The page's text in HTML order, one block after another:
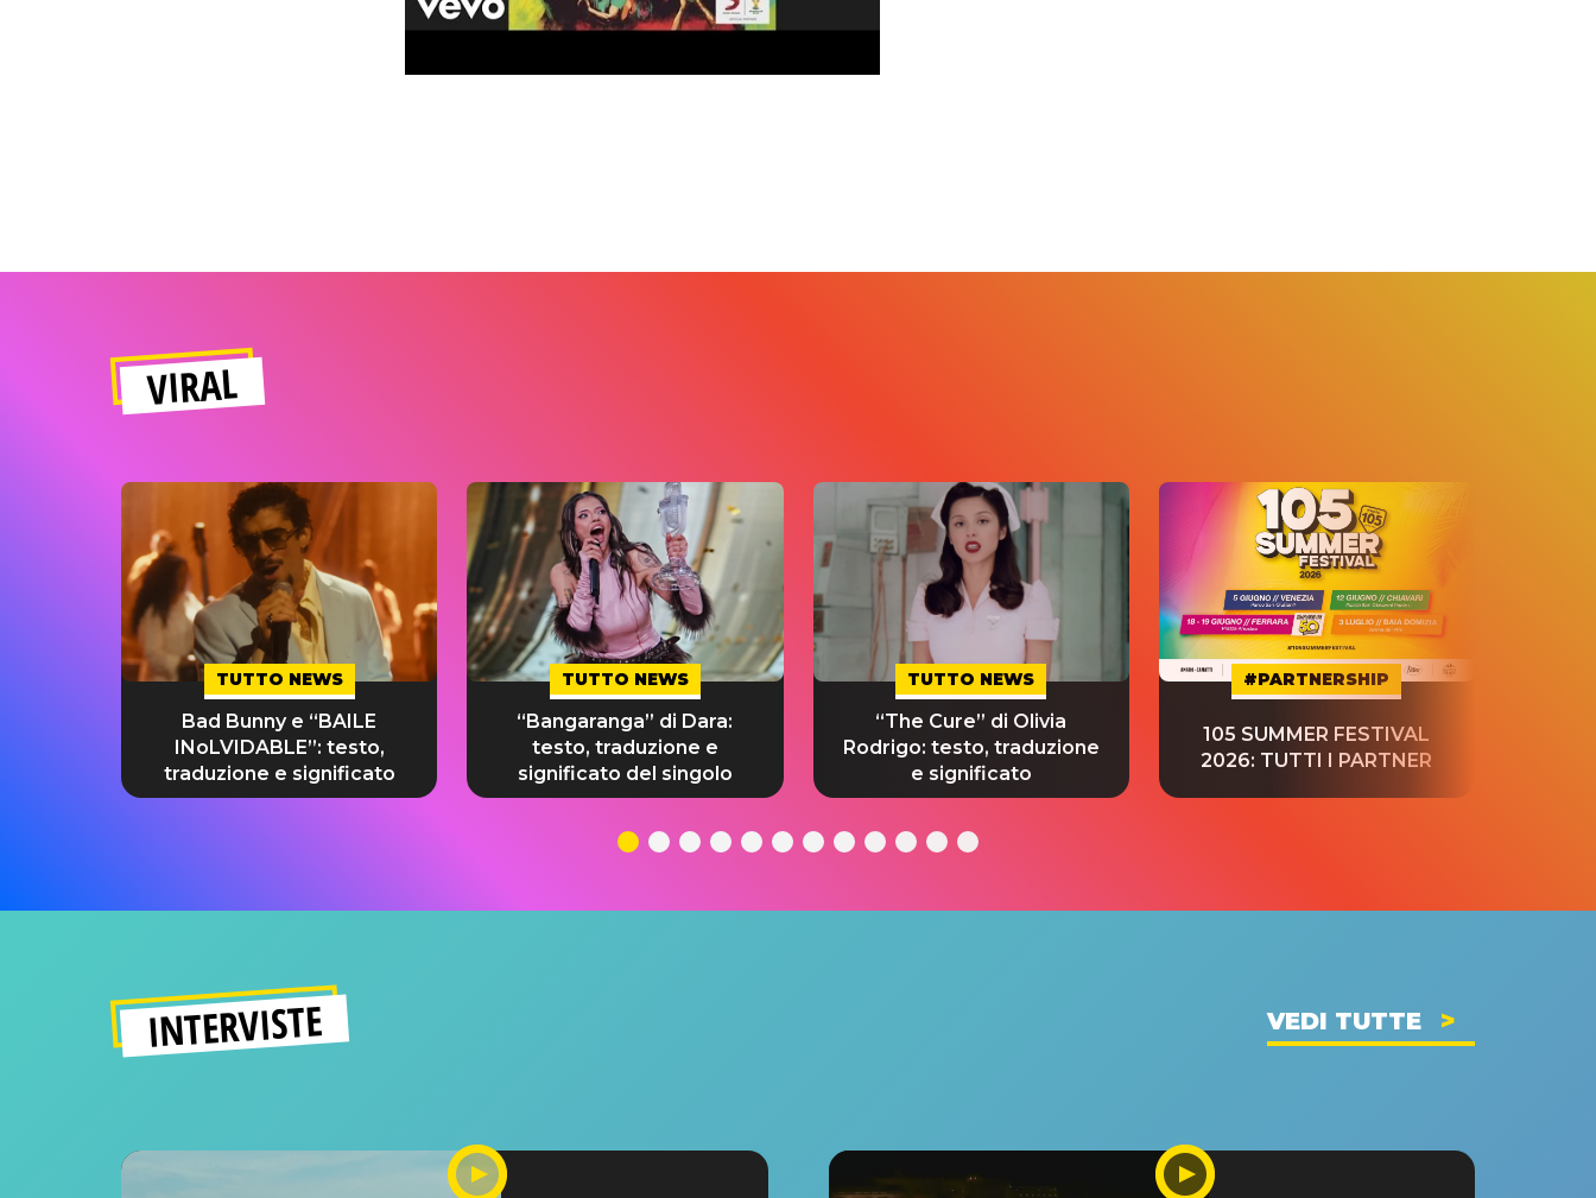
VIRAL
TUTTO NEWS
Bad Bunny e “BAILE
INoLVIDABLE”: testo,
traduzione e significato
TUTTO NEWS
“Bangaranga” di Dara:
testo, traduzione e
significato del singolo
TUTTO NEWS
“The Cure” di Olivia
Rodrigo: testo, traduzione
e significato
#PARTNERSHIP
105 SUMMER FESTIVAL
2026: TUTTI I PARTNER
INTERVISTE VEDI TUTTE